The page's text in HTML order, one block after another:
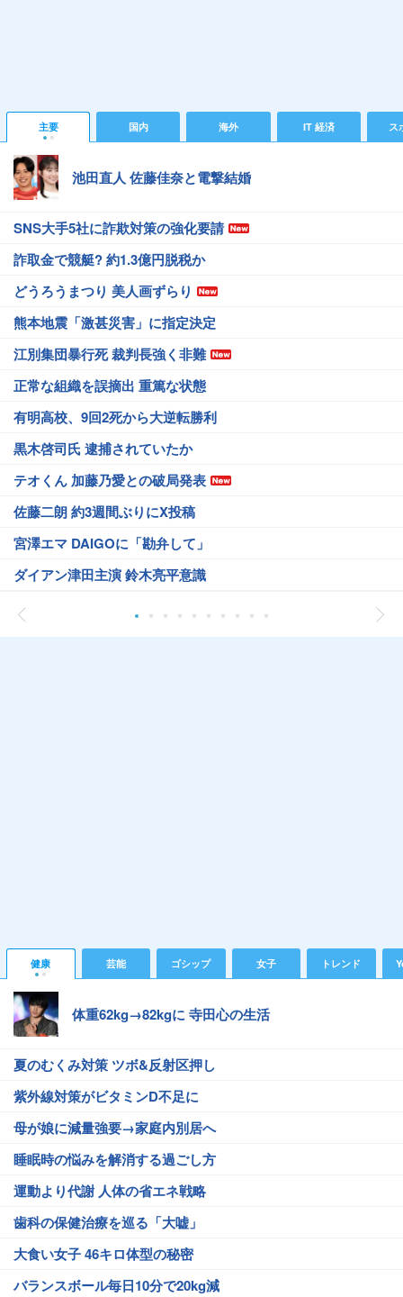
主要 国内 海外 IT 経済 ス
池田直人 佐藤佳奈と電撃結婚
SNS大手5社に詐欺対策の強化要請
詐取金で競艇? 約1.3億円脱税か
どうろうまつり 美人画ずらり
熊本地震「激甚災害」に指定決定
江別集団暴行死 裁判長強く非難
正常な組織を誤摘出 重篤な状態
有明高校、9回2死から大逆転勝利
黒木啓司氏 逮捕されていたか
テオくん 加藤乃愛との破局発表
佐藤二朗 約3週間ぶりにX投稿
宮澤エマ DAIGOに「勘弁して」
ダイアン津田主演 鈴木亮平意識
健康 芸能 ゴシップ 女子 トレンド
体重62kg→82kgに 寺田心の生活
夏のむくみ対策 ツボ&反射区押し
紫外線対策がビタミンD不足に
母が娘に減量強要→家庭内別居へ
睡眠時の悩みを解消する過ごし方
運動より代謝 人体の省エネ戦略
歯科の保健治療を巡る「大嘘」
大食い女子 46キロ体型の秘密
バランスボール毎日10分で20kg減